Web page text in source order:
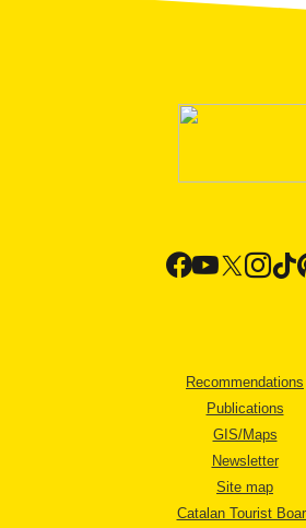
Recommendations
Publications
GIS/Maps
Newsletter
Site map
Catalan Tourist